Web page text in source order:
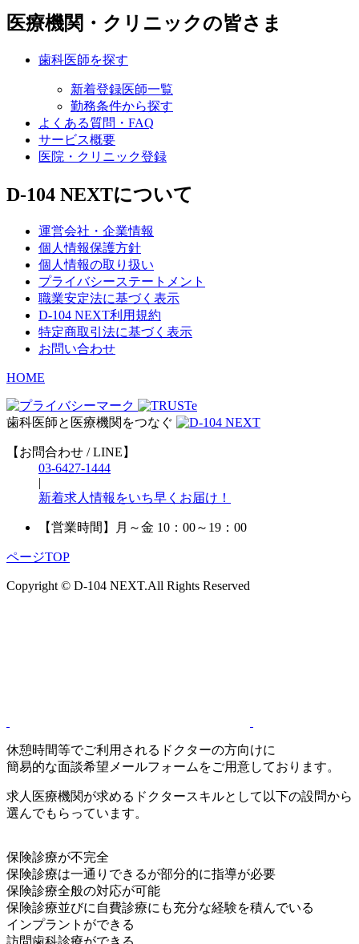
医療機関・クリニックの皆さま
歯科医師を探す
新着登録医師一覧
勤務条件から探す
よくある質問・FAQ
サービス概要
医院・クリニック登録
D-104 NEXTについて
運営会社・企業情報
個人情報保護方針
個人情報の取り扱い
プライバシーステートメント
職業安定法に基づく表示
D-104 NEXT利用規約
特定商取引法に基づく表示
お問い合わせ
HOME
歯科医師と医療機関をつなぐ
【お問合わせ / LINE】
03-6427-1444
|
新着求人情報をいち早くお届け！
【営業時間】 月～金 10：00～19：00
ページTOP
Copyright © D-104 NEXT.All Rights Reserved
休憩時間等でご利用されるドクターの方向けに
簡易的な面談希望メールフォームをご用意しております。
求人医療機関が求めるドクタースキルとして以下の設問から
選んでもらっています。
保険診療が不完全
保険診療は一通りできるが部分的に指導が必要
保険診療全般の対応が可能
保険診療並びに自費診療にも充分な経験を積んでいる
インプラントができる
訪問歯科診療ができる